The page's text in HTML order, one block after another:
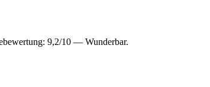
9,2/10 — Wunderbar.